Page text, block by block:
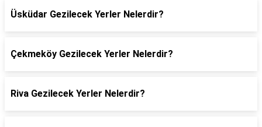
Üsküdar Gezilecek Yerler Nelerdir?
Çekmeköy Gezilecek Yerler Nelerdir?
Riva Gezilecek Yerler Nelerdir?